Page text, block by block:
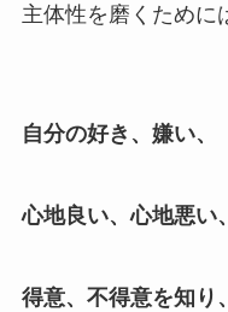
主体性を磨くために
自分の好き、嫌い、
心地良い、心地悪い、
得意、不得意を知り、